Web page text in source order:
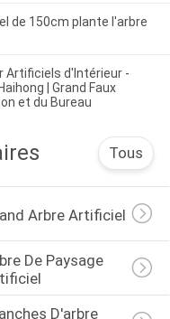
de 150cm plante l'arbre
Artificiels d'Intérieur -
| Grand Faux
et du Bureau
Tous
Arbre Artificiel
De Paysage
D'arbre